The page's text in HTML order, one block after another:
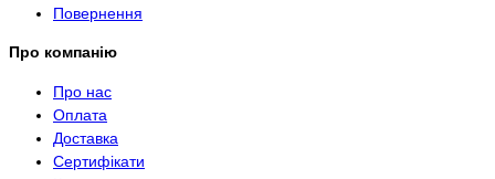
Повернення
Про компанію
Про нас
Оплата
Доставка
Сертифікати